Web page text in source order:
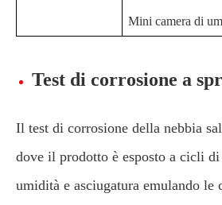
Mini camera di
Test di corrosione a
Il test di corrosione della nebbia
dove il prodotto è esposto a cicli
umidità e asciugatura emulando le